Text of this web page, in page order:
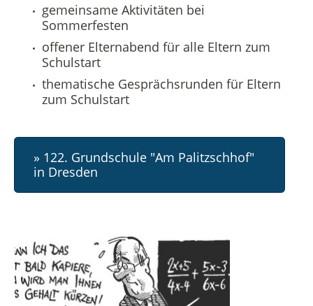
gemeinsame Aktivitäten bei
Sommerfesten
offener Elternabend für alle Eltern zum
Schulstart
thematische Gesprächsrunden für Eltern
zum Schulstart
» 122. Grundschule "Am Palitzschhof"
in Dresden